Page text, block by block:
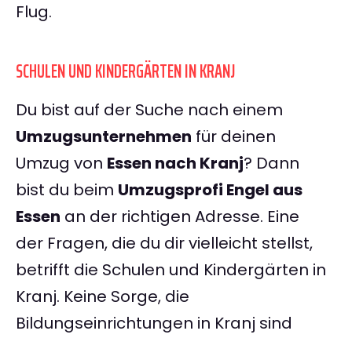
Flug.
SCHULEN UND KINDERGÄRTEN IN KRANJ
Du bist auf der Suche nach einem
Umzugsunternehmen für deinen
Umzug von Essen nach Kranj? Dann
bist du beim Umzugsprofi Engel aus
Essen an der richtigen Adresse. Eine
der Fragen, die du dir vielleicht stellst,
betrifft die Schulen und Kindergärten in
Kranj. Keine Sorge, die
Bildungseinrichtungen in Kranj sind